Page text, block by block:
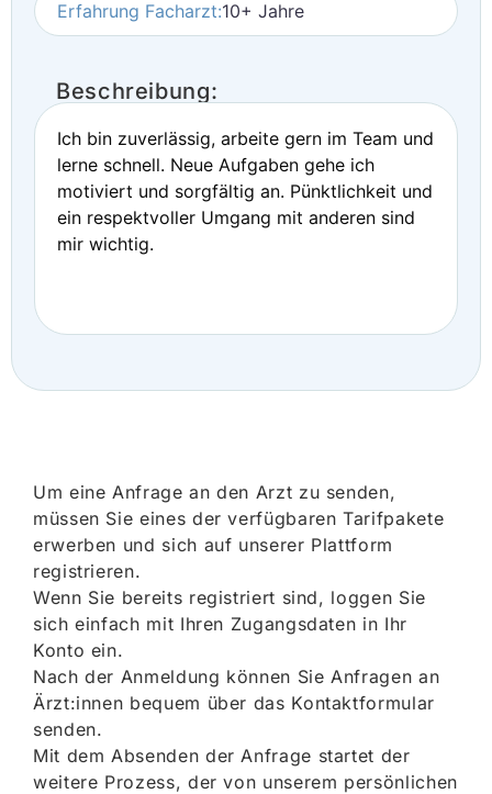
Erfahrung Facharzt:10+ Jahre
Beschreibung:
Ich bin zuverlässig, arbeite gern im Team und
lerne schnell. Neue Aufgaben gehe ich
motiviert und sorgfältig an. Pünktlichkeit und
ein respektvoller Umgang mit anderen sind
mir wichtig.
Um eine Anfrage an den Arzt zu senden,
müssen Sie eines der verfügbaren Tarifpakete
erwerben und sich auf unserer Plattform
registrieren.
Wenn Sie bereits registriert sind, loggen Sie
sich einfach mit Ihren Zugangsdaten in Ihr
Konto ein.
Nach der Anmeldung können Sie Anfragen an
Ärzt:innen bequem über das Kontaktformular
senden.
Mit dem Absenden der Anfrage startet der
weitere Prozess, der von unserem persönlichen